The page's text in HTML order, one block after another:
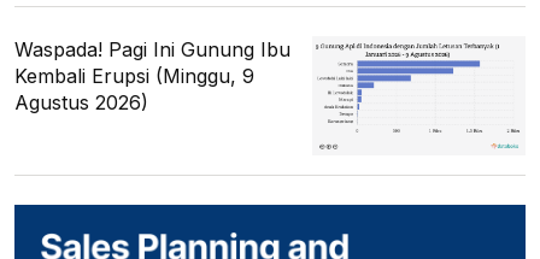
Waspada! Pagi Ini Gunung Ibu
Kembali Erupsi (Minggu, 9
Agustus 2026)